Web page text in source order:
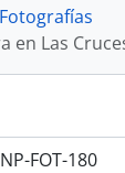
Fotografías
en Las
FOT-180